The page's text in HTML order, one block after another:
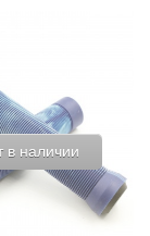
в наличии